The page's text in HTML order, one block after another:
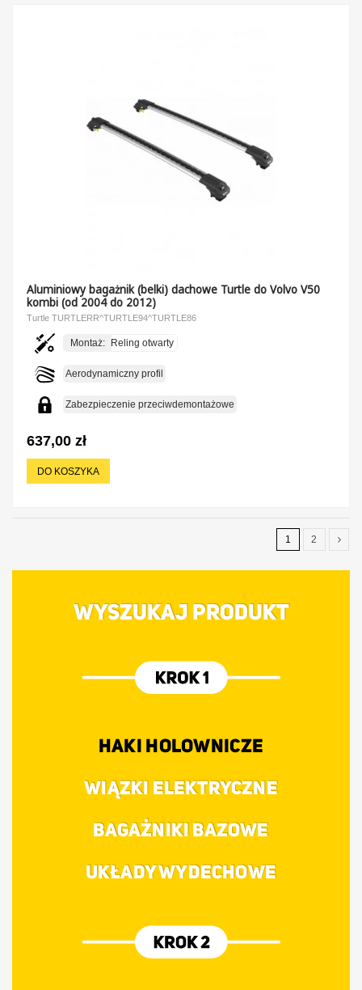
Aluminiowy bagażnik (belki) dachowe Turtle do Volvo V50
kombi (od 2004 do 2012)
Turtle TURTLERR^TURTLE94^TURTLE86
Montaż: Reling otwarty
Aerodynamiczny profil
Zabezpieczenie przeciwdemontażowe
637,00 zł
DO KOSZYKA
1 2
WYSZUKAJ PRODUKT
HAKI HOLOWNICZE
WIĄZKI ELEKTRYCZNE
BAGAŻNIKI BAZOWE
UKŁADY WYDECHOWE